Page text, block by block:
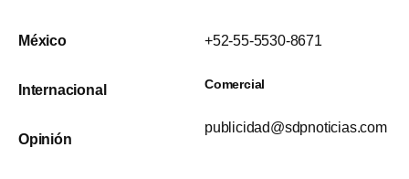
México
Internacional
Opinión
+52-55-5530-8671
Comercial
publicidad@sdpnoticias.com